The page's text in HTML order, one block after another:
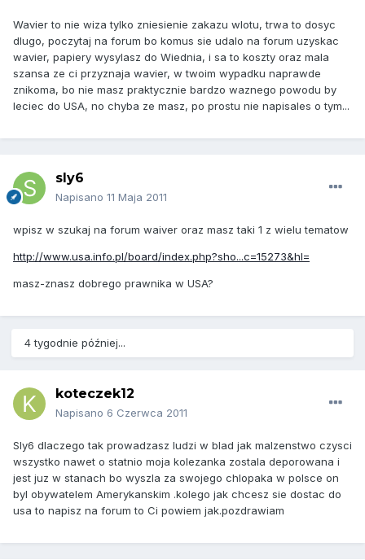
Wavier to nie wiza tylko zniesienie zakazu wlotu, trwa to dosyc
dlugo, poczytaj na forum bo komus sie udalo na forum uzyskac
wavier, papiery wysylasz do Wiednia, i sa to koszty oraz mala
szansa ze ci przyznaja wavier, w twoim wypadku naprawde
znikoma, bo nie masz praktycznie bardzo waznego powodu by
leciec do USA, no chyba ze masz, po prostu nie napisales o tym...
sly6
Napisano 11 Maja 2011
wpisz w szukaj na forum waiver oraz masz taki 1 z wielu tematow
http://www.usa.info.pl/board/index.php?sho...c=15273&hl=
masz-znasz dobrego prawnika w USA?
4 tygodnie później...
koteczek12
Napisano 6 Czerwca 2011
Sly6 dlaczego tak prowadzasz ludzi w blad jak malzenstwo czysci
wszystko nawet o statnio moja kolezanka zostala deporowana i
jest juz w stanach bo wyszla za swojego chlopaka w polsce on
byl obywatelem Amerykanskim .kolego jak chcesz sie dostac do
usa to napisz na forum to Ci powiem jak.pozdrawiam